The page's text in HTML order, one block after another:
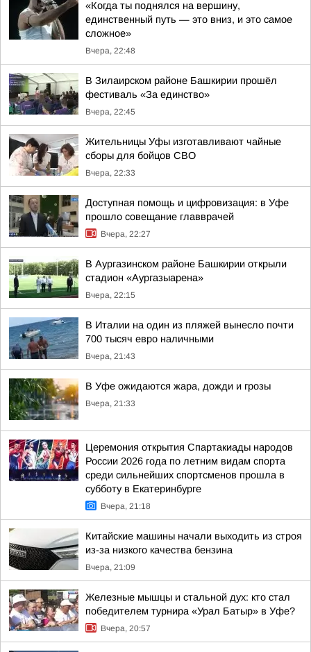
«Когда ты поднялся на вершину,
единственный путь — это вниз, и это самое
сложное»
Вчера, 22:48
В Зилаирском районе Башкирии прошёл
фестиваль «За единство»
Вчера, 22:45
Жительницы Уфы изготавливают чайные
сборы для бойцов СВО
Вчера, 22:33
Доступная помощь и цифровизация: в Уфе
прошло совещание главврачей
Вчера, 22:27
В Аургазинском районе Башкирии открыли
стадион «Аургазыарена»
Вчера, 22:15
В Италии на один из пляжей вынесло почти
700 тысяч евро наличными
Вчера, 21:43
В Уфе ожидаются жара, дожди и грозы
Вчера, 21:33
Церемония открытия Спартакиады народов
России 2026 года по летним видам спорта
среди сильнейших спортсменов прошла в
субботу в Екатеринбурге
Вчера, 21:18
Китайские машины начали выходить из строя
из-за низкого качества бензина
Вчера, 21:09
Железные мышцы и стальной дух: кто стал
победителем турнира «Урал Батыр» в Уфе?
Вчера, 20:57